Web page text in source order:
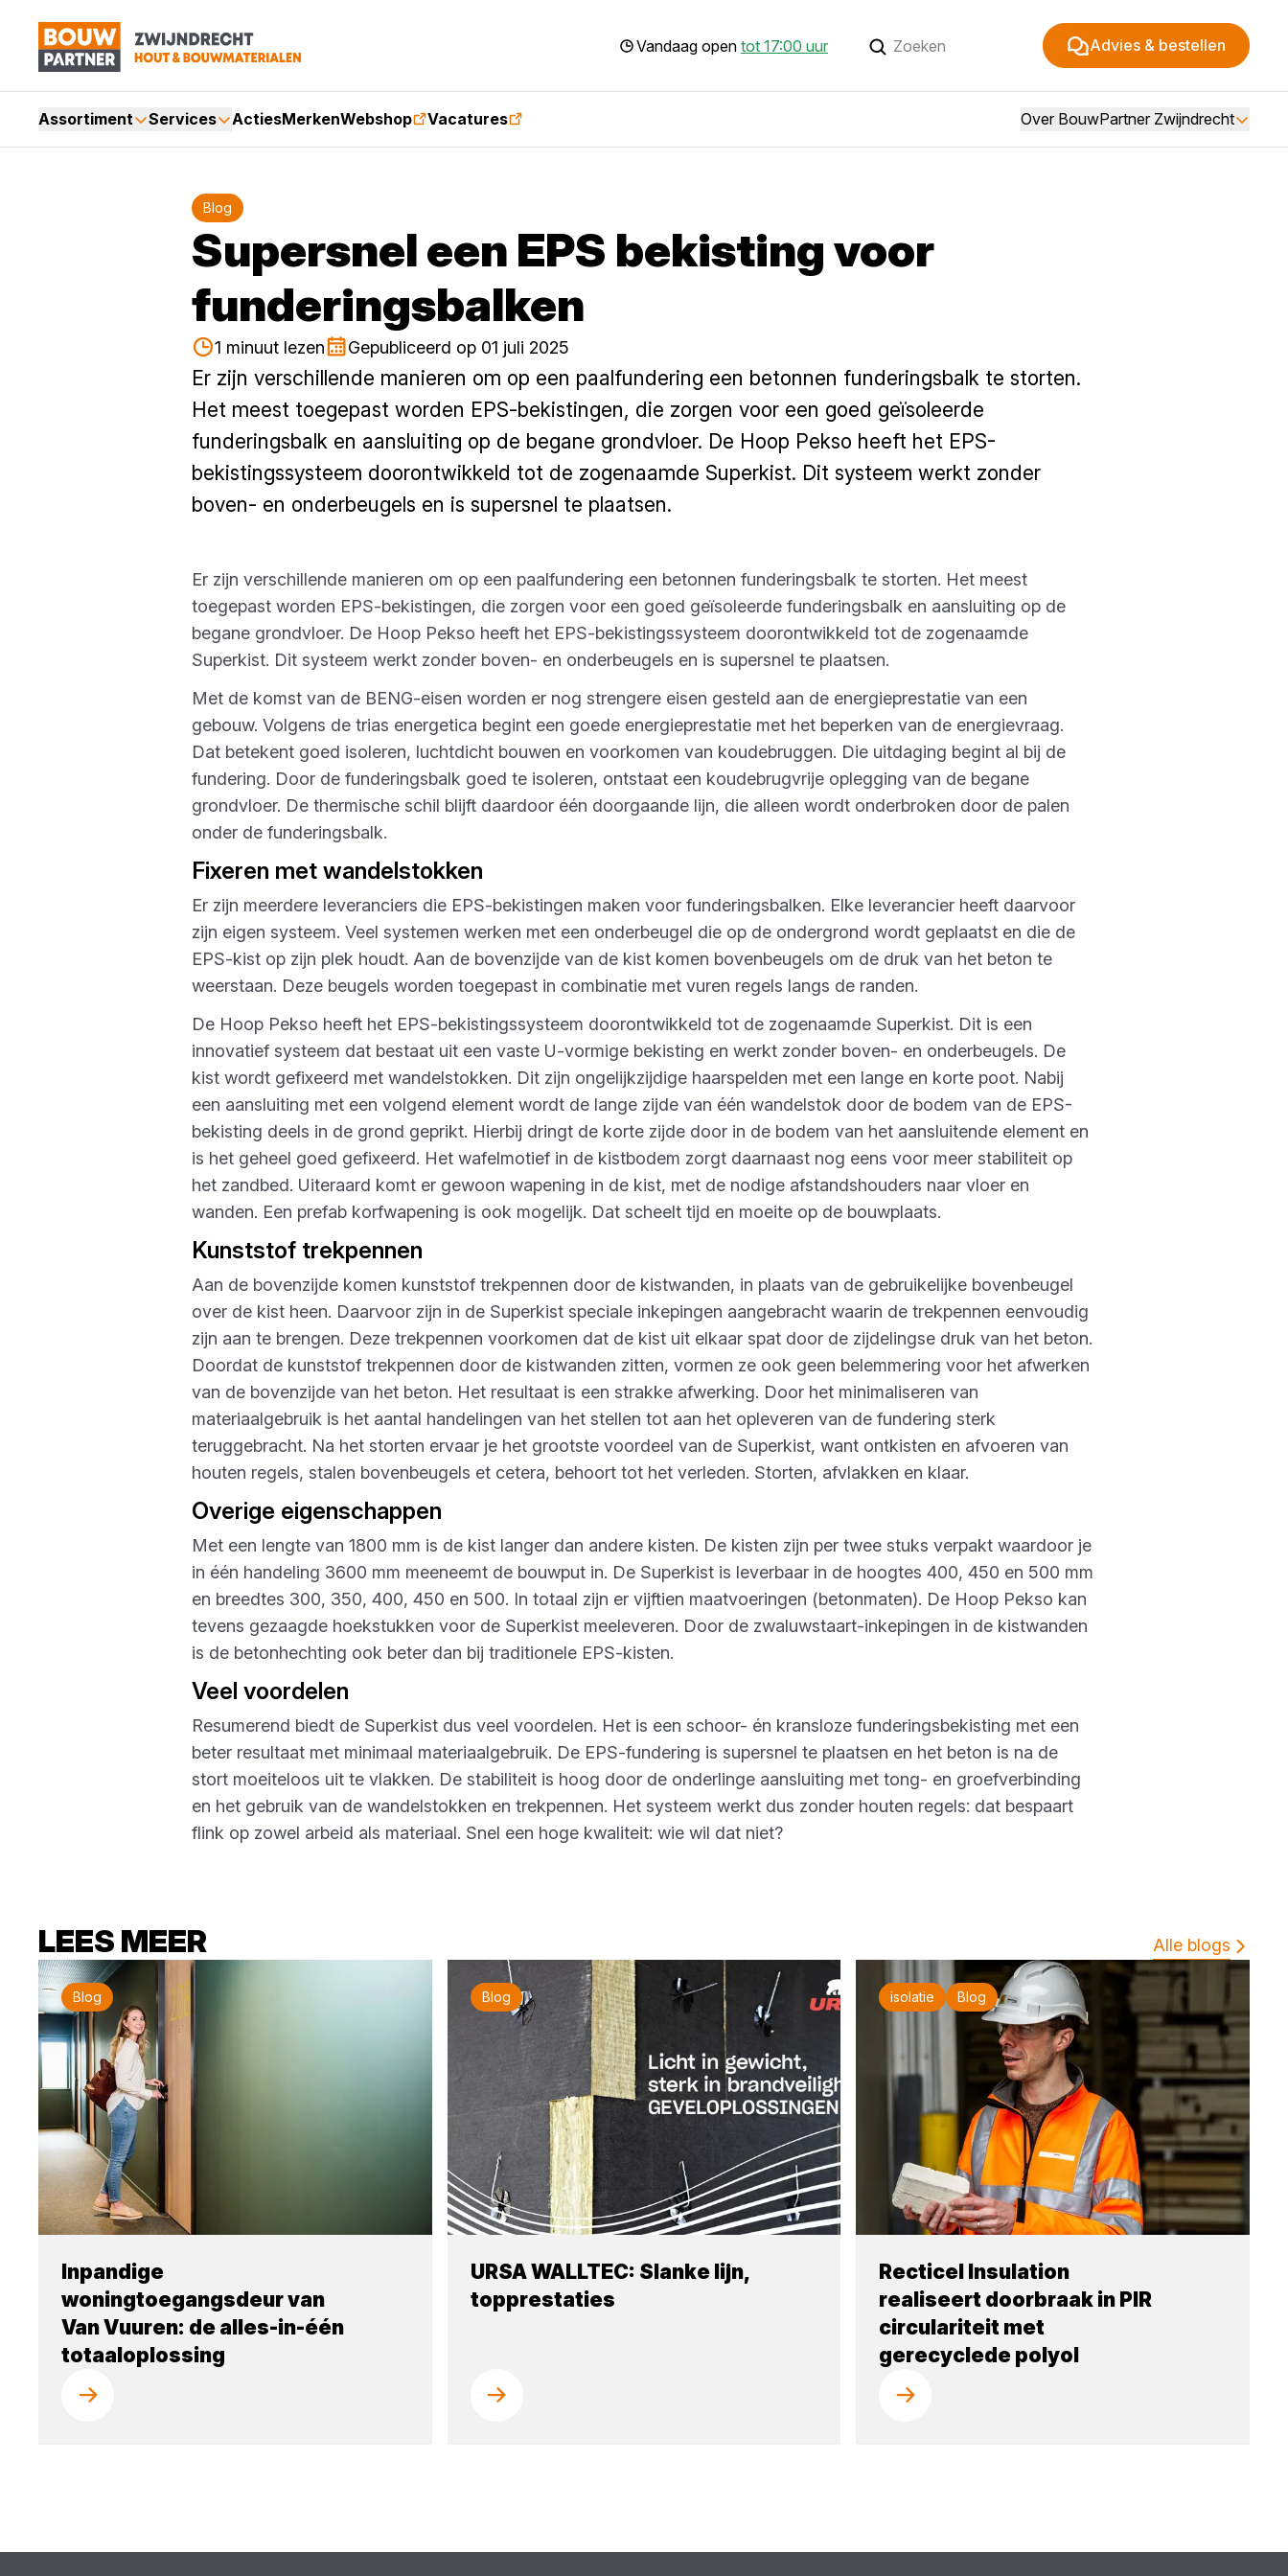
Vandaag open tot 17:00 uur Advies & bestellen
Assortiment Services ActiesMerkenWebshop Vacatures Over BouwPartner Zwijndrecht
Blog
Supersnel een EPS bekisting voor
funderingsbalken
1 minuut lezen Gepubliceerd op 01 juli 2025
Er zijn verschillende manieren om op een paalfundering een betonnen funderingsbalk te storten.
Het meest toegepast worden EPS-bekistingen, die zorgen voor een goed geïsoleerde
funderingsbalk en aansluiting op de begane grondvloer. De Hoop Pekso heeft het EPS-
bekistingssysteem doorontwikkeld tot de zogenaamde Superkist. Dit systeem werkt zonder
boven- en onderbeugels en is supersnel te plaatsen.
Er zijn verschillende manieren om op een paalfundering een betonnen funderingsbalk te storten. Het meest
toegepast worden EPS-bekistingen, die zorgen voor een goed geïsoleerde funderingsbalk en aansluiting op de
begane grondvloer. De Hoop Pekso heeft het EPS-bekistingssysteem doorontwikkeld tot de zogenaamde
Superkist. Dit systeem werkt zonder boven- en onderbeugels en is supersnel te plaatsen.
Met de komst van de BENG-eisen worden er nog strengere eisen gesteld aan de energieprestatie van een
gebouw. Volgens de trias energetica begint een goede energieprestatie met het beperken van de energievraag.
Dat betekent goed isoleren, luchtdicht bouwen en voorkomen van koudebruggen. Die uitdaging begint al bij de
fundering. Door de funderingsbalk goed te isoleren, ontstaat een koudebrugvrije oplegging van de begane
grondvloer. De thermische schil blijft daardoor één doorgaande lijn, die alleen wordt onderbroken door de palen
onder de funderingsbalk.
Fixeren met wandelstokken
Er zijn meerdere leveranciers die EPS-bekistingen maken voor funderingsbalken. Elke leverancier heeft daarvoor
zijn eigen systeem. Veel systemen werken met een onderbeugel die op de ondergrond wordt geplaatst en die de
EPS-kist op zijn plek houdt. Aan de bovenzijde van de kist komen bovenbeugels om de druk van het beton te
weerstaan. Deze beugels worden toegepast in combinatie met vuren regels langs de randen.
De Hoop Pekso heeft het EPS-bekistingssysteem doorontwikkeld tot de zogenaamde Superkist. Dit is een
innovatief systeem dat bestaat uit een vaste U-vormige bekisting en werkt zonder boven- en onderbeugels. De
kist wordt gefixeerd met wandelstokken. Dit zijn ongelijkzijdige haarspelden met een lange en korte poot. Nabij
een aansluiting met een volgend element wordt de lange zijde van één wandelstok door de bodem van de EPS-
bekisting deels in de grond geprikt. Hierbij dringt de korte zijde door in de bodem van het aansluitende element en
is het geheel goed gefixeerd. Het wafelmotief in de kistbodem zorgt daarnaast nog eens voor meer stabiliteit op
het zandbed. Uiteraard komt er gewoon wapening in de kist, met de nodige afstandshouders naar vloer en
wanden. Een prefab korfwapening is ook mogelijk. Dat scheelt tijd en moeite op de bouwplaats.
Kunststof trekpennen
Aan de bovenzijde komen kunststof trekpennen door de kistwanden, in plaats van de gebruikelijke bovenbeugel
over de kist heen. Daarvoor zijn in de Superkist speciale inkepingen aangebracht waarin de trekpennen eenvoudig
zijn aan te brengen. Deze trekpennen voorkomen dat de kist uit elkaar spat door de zijdelingse druk van het beton.
Doordat de kunststof trekpennen door de kistwanden zitten, vormen ze ook geen belemmering voor het afwerken
van de bovenzijde van het beton. Het resultaat is een strakke afwerking. Door het minimaliseren van
materiaalgebruik is het aantal handelingen van het stellen tot aan het opleveren van de fundering sterk
teruggebracht. Na het storten ervaar je het grootste voordeel van de Superkist, want ontkisten en afvoeren van
houten regels, stalen bovenbeugels et cetera, behoort tot het verleden. Storten, afvlakken en klaar.
Overige eigenschappen
Met een lengte van 1800 mm is de kist langer dan andere kisten. De kisten zijn per twee stuks verpakt waardoor je
in één handeling 3600 mm meeneemt de bouwput in. De Superkist is leverbaar in de hoogtes 400, 450 en 500 mm
en breedtes 300, 350, 400, 450 en 500. In totaal zijn er vijftien maatvoeringen (betonmaten). De Hoop Pekso kan
tevens gezaagde hoekstukken voor de Superkist meeleveren. Door de zwaluwstaart-inkepingen in de kistwanden
is de betonhechting ook beter dan bij traditionele EPS-kisten.
Veel voordelen
Resumerend biedt de Superkist dus veel voordelen. Het is een schoor- én kransloze funderingsbekisting met een
beter resultaat met minimaal materiaalgebruik. De EPS-fundering is supersnel te plaatsen en het beton is na de
stort moeiteloos uit te vlakken. De stabiliteit is hoog door de onderlinge aansluiting met tong- en groefverbinding
en het gebruik van de wandelstokken en trekpennen. Het systeem werkt dus zonder houten regels: dat bespaart
flink op zowel arbeid als materiaal. Snel een hoge kwaliteit: wie wil dat niet?
LEES MEER Alle blogs
Blog
Inpandige
woningtoegangsdeur van
Van Vuuren: de alles-in-één
totaaloplossing
Blog
URSA WALLTEC: Slanke lijn,
topprestaties
isolatie Blog
Recticel Insulation
realiseert doorbraak in PIR
circulariteit met
gerecyclede polyol